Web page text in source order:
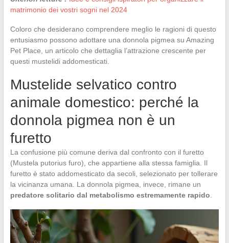
matrimonio dei vostri sogni nel 2024
Coloro che desiderano comprendere meglio le ragioni di questo
entusiasmo possono adottare una donnola pigmea su Amazing
Pet Place, un articolo che dettaglia l’attrazione crescente per
questi mustelidi addomesticati.
Mustelide selvatico contro
animale domestico: perché la
donnola pigmea non è un
furetto
La confusione più comune deriva dal confronto con il furetto
(Mustela putorius furo), che appartiene alla stessa famiglia. Il
furetto è stato addomesticato da secoli, selezionato per tollerare
la vicinanza umana. La donnola pigmea, invece, rimane un
predatore solitario dal metabolismo estremamente rapido